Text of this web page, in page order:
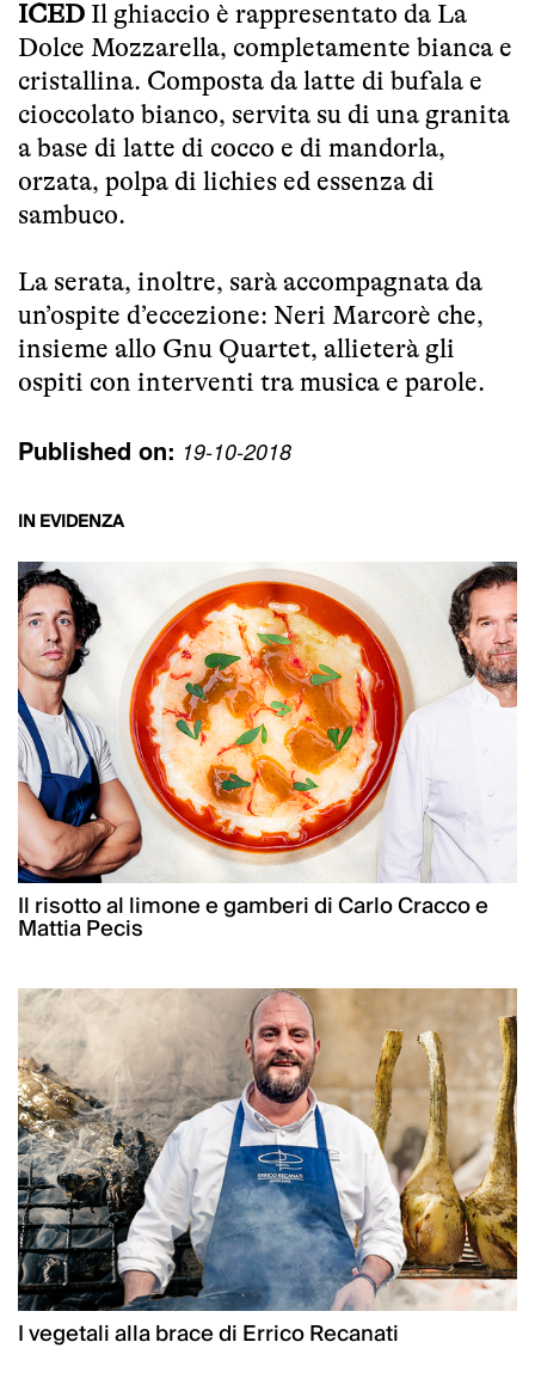
ICED Il ghiaccio è rappresentato da La
Dolce Mozzarella, completamente bianca e
cristallina. Composta da latte di bufala e
cioccolato bianco, servita su di una granita
a base di latte di cocco e di mandorla,
orzata, polpa di lichies ed essenza di
sambuco.
La serata, inoltre, sarà accompagnata da
un’ospite d’eccezione: Neri Marcorè che,
insieme allo Gnu Quartet, allieterà gli
ospiti con interventi tra musica e parole.
Published on: 19-10-2018
IN EVIDENZA
Il risotto al limone e gamberi di Carlo Cracco e
Mattia Pecis
I vegetali alla brace di Errico Recanati